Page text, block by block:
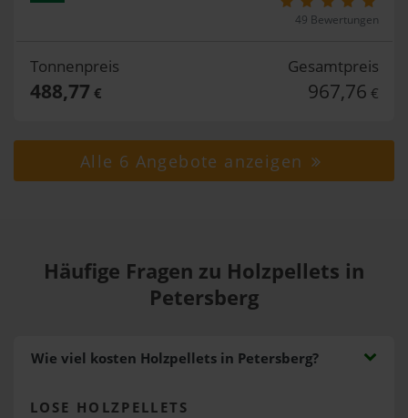
49 Bewertungen
Tonnenpreis
488,77 €
Gesamtpreis
967,76 €
Alle 6 Angebote anzeigen
Häufige Fragen zu Holzpellets in
Petersberg
Wie viel kosten Holzpellets in Petersberg?
LOSE HOLZPELLETS